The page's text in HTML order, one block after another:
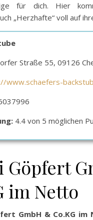
für dich. Hier
„Herzhafte“ voll auf
Straße 55, 09126
www.schaefers-
4.4 von 5 möglichen
Göpfert
im Netto
GmbH & Co.KG im